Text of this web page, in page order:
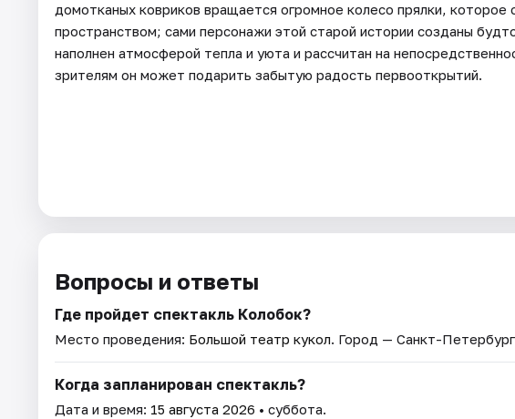
домотканых ковриков вращается огромное колесо прялки, которое
пространством; сами персонажи этой старой истории созданы
наполнен атмосферой тепла и уюта и рассчитан на
зрителям он может подарить забытую радость первооткрытий.
Вопросы и ответы
Где пройдет спектакль Колобок?
Место проведения: Большой театр кукол. Город — Санкт-
Когда запланирован спектакль?
Дата и время: 15 августа 2026 • суббота.